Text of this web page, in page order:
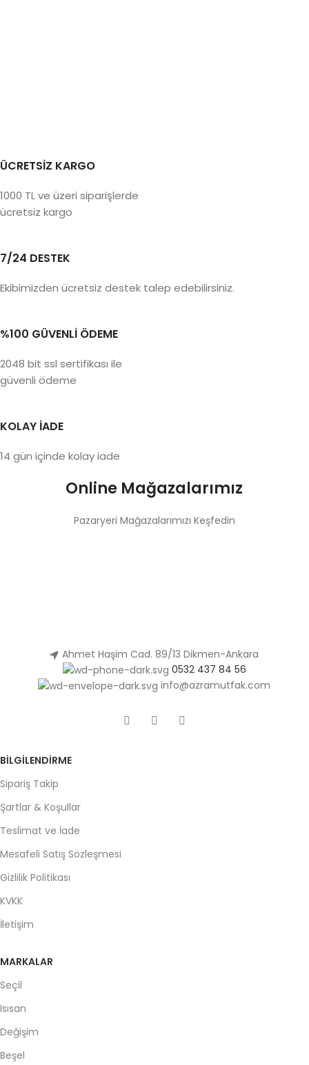
ÜCRETSİZ KARGO
1000 TL ve üzeri siparişlerde
ücretsiz kargo
7/24 DESTEK
Ekibimizden ücretsiz destek talep edebilirsiniz.
%100 GÜVENLİ ÖDEME
2048 bit ssl sertifikası ile
güvenli ödeme
KOLAY İADE
14 gün içinde kolay iade
Online Mağazalarımız
Pazaryeri Mağazalarımızı Keşfedin
Ahmet Haşim Cad. 89/13 Dikmen-Ankara
0532 437 84 56
info@azramutfak.com
BILGILENDIRME
Sipariş Takip
Şartlar & Koşullar
Teslimat ve İade
Mesafeli Satış Sözleşmesi
Gizlilik Politikası
KVKK
İletişim
MARKALAR
Seçil
Isısan
Değişim
Beşel